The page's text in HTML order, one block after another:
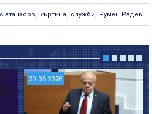
атанасов, къртица, служби, Румен Радев
20.06.2026